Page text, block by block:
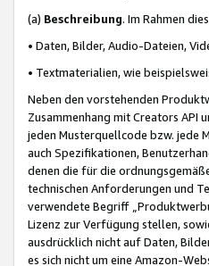
(a) Beschreibung. Im Rahmen
• Daten, Bilder, Audio-Dateien,
• Textmaterialien, wie
Neben den vorstehenden
Zusammenhang mit Creators API
jeden Musterquellcode bzw. jede
auch Spezifikationen,
denen die für die
technischen Anforderungen und
verwendete Begriff
Lizenz zur Verfügung stellen,
ausdrücklich nicht auf Daten,
es sich nicht um eine Amazon-